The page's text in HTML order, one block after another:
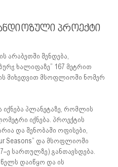
პროექტი
არაბეთში შენდება,
ხალიფაზე” 167 მეტრით
მიხედვით მსოფლიოში ნომერ
იქნება პლანეტაზე, რომლის
იქნება. პროექტის
და შენობაში ოფისები,
Seasons” და მსოფლიოში
სართულზე) განთავსდება.
წელს დაიწყო და ის